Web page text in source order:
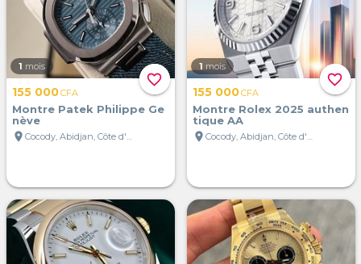
favorite_border
1 mois
155 000CFA
Montre Patek Philippe Ge
nève
location_on
Cocody, Abidjan, Côte d'Ivoire
favorite_border
1 mois
155 000CFA
Montre Rolex 2025 authen
tique AA
location_on
Cocody, Abidjan, Côte d'Ivoire